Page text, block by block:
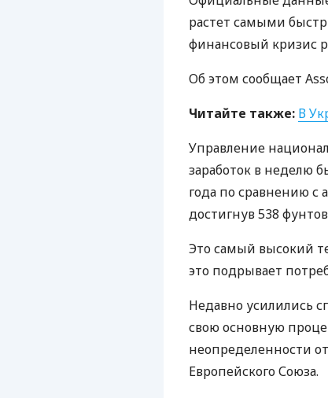
растет самыми
финансовый кризис
Об этом сообщает
Читайте также: В
Управление
заработок в неделю
года по сравнению
достигнув 538
Это самый высокий
это подрывает
Недавно усилились
свою основную
неопределенности
Европейского Союза.